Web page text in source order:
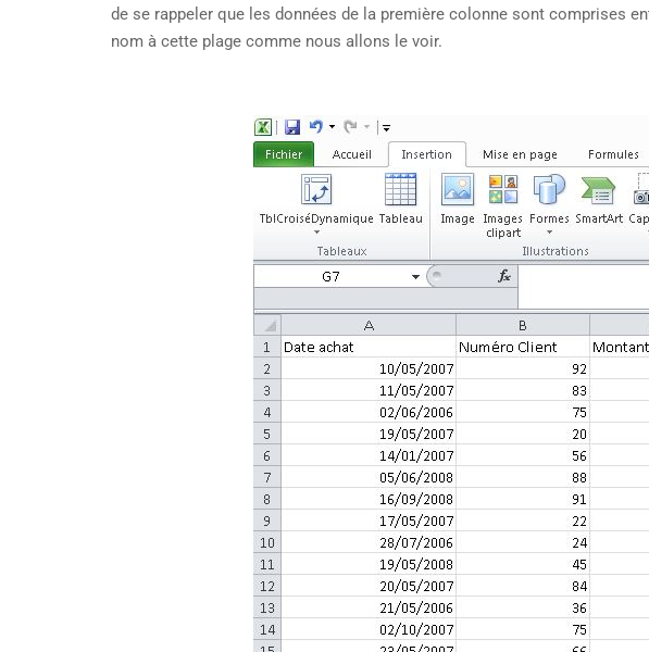
de se rappeler que les données de la première colonne sont comprises
nom à cette plage comme nous allons le voir.